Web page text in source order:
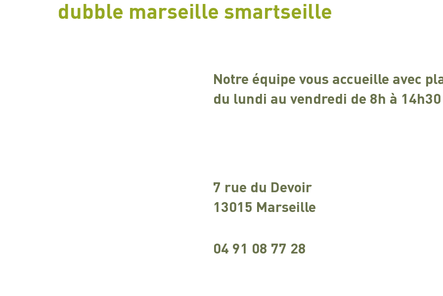
dubble marseille smartseille
Notre équipe vous accueille avec
du lundi au vendredi de 8h à 14h30
7 rue du Devoir
13015 Marseille
04 91 08 77 28